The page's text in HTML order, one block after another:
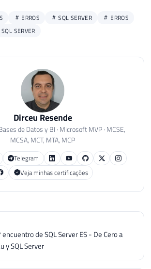
ERROS SQL SERVER
ERROS
SQL SERVER
Dirceu Resende
de Datos y BI · Microsoft MVP · MCSE,
MCSA, MCT, MTA, MCP
Telegram
Veja minhas certificações
encuentro de SQL Server ES - De Cero a
y SQL Server